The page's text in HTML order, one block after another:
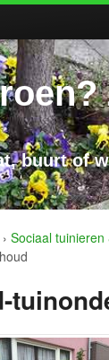
buurt of
› Sociaal